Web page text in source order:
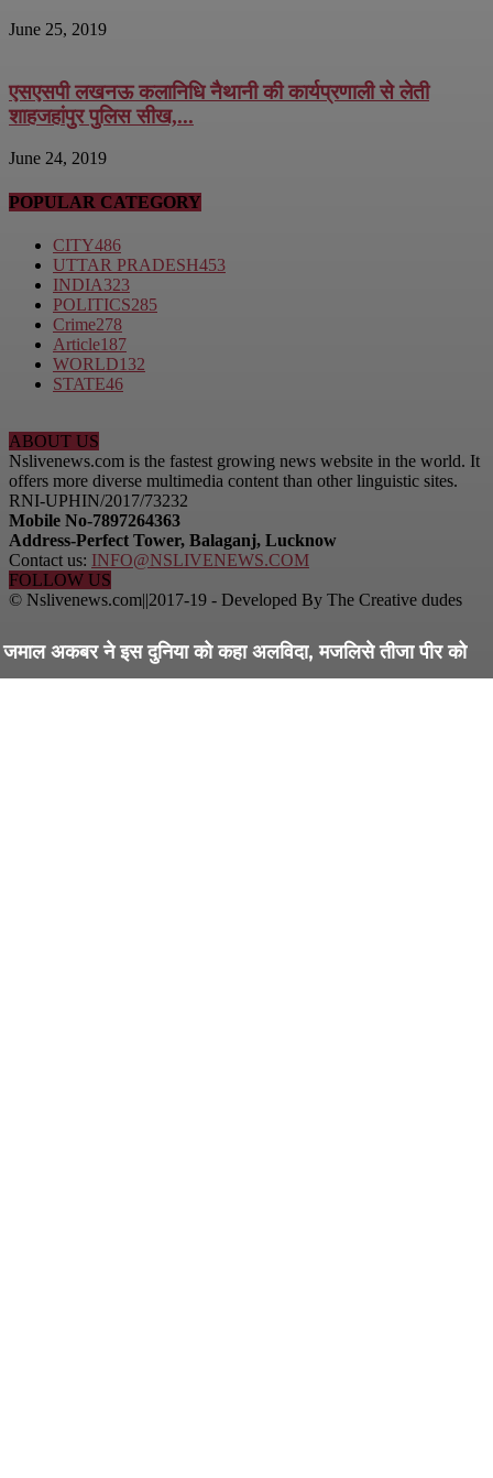
जमाल अकबर ने इस दुनिया को कहा अलविदा, मजलिसे तीजा पीर को
June 25, 2019
एसएसपी लखनऊ कलानिधि नैथानी की कार्यप्रणाली से लेती
शाहजहांपुर पुलिस सीख,...
June 24, 2019
POPULAR CATEGORY
CITY486
UTTAR PRADESH453
INDIA323
POLITICS285
Crime278
Article187
WORLD132
STATE46
ABOUT US
Nslivenews.com is the fastest growing news website in the world. It
offers more diverse multimedia content than other linguistic sites.
RNI-UPHIN/2017/73232
Mobile No-7897264363
Address-Perfect Tower, Balaganj, Lucknow
Contact us: INFO@NSLIVENEWS.COM
FOLLOW US
© Nslivenews.com||2017-19 - Developed By The Creative dudes